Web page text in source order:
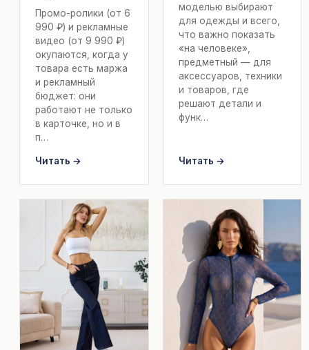
Промо-ролики (от 6
990 ₽) и рекламные
видео (от 9 990 ₽)
окупаются, когда у
товара есть маржа
и рекламный
бюджет: они
работают не только
в карточке, но и в
п…
Читать →
моделью выбирают
для одежды и всего,
что важно показать
«на человеке»,
предметный — для
аксессуаров, техники
и товаров, где
решают детали и
функ…
Читать →